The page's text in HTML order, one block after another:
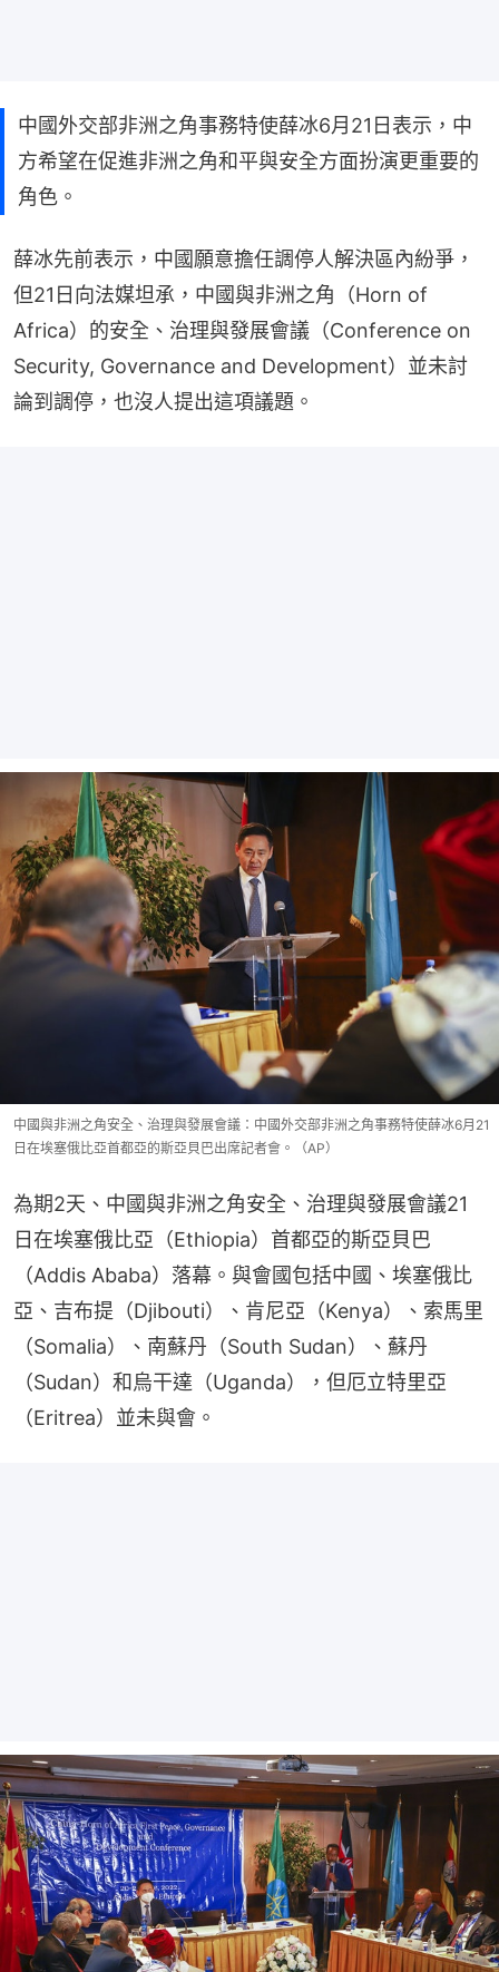
中國外交部非洲之角事務特使薛冰6月21日表示，中
方希望在促進非洲之角和平與安全方面扮演更重要的
角色。
薛冰先前表示，中國願意擔任調停人解決區內紛爭，
但21日向法媒坦承，中國與非洲之角（Horn of
Africa）的安全、治理與發展會議（Conference on
Security, Governance and Development）並未討
論到調停，也沒人提出這項議題。
中國與非洲之角安全、治理與發展會議：中國外交部非洲之角事務特使薛冰6月21
日在埃塞俄比亞首都亞的斯亞貝巴出席記者會。（AP）
為期2天、中國與非洲之角安全、治理與發展會議21
日在埃塞俄比亞（Ethiopia）首都亞的斯亞貝巴
（Addis Ababa）落幕。與會國包括中國、埃塞俄比
亞、吉布提（Djibouti）、肯尼亞（Kenya）、索馬里
（Somalia）、南蘇丹（South Sudan）、蘇丹
（Sudan）和烏干達（Uganda），但厄立特里亞
（Eritrea）並未與會。